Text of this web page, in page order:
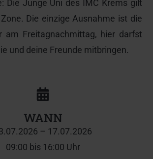
Die Junge Uni des IMC Krems gilt
Die einzige Ausnahme ist die
am Freitagnachmittag, hier darfst
und deine Freunde mitbringen.
WANN
– 17.07.2026
09:00 bis 16:00 Uhr